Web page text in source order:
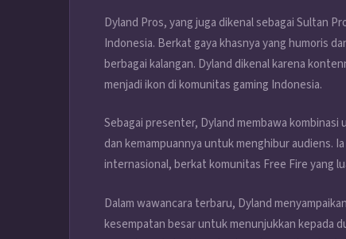
Dyland Pros, yang juga dikenal sebagai Sultan
Indonesia. Berkat gaya khasnya yang humoris
berbagai kalangan. Dyland dikenal karena
menjadi ikon di komunitas gaming Indonesia.
Sebagai presenter, Dyland membawa
dan kemampuannya untuk menghibur audiens.
internasional, berkat komunitas Free Fire yang
Dalam wawancara terbaru, Dyland
kesempatan besar untuk menunjukkan kepada